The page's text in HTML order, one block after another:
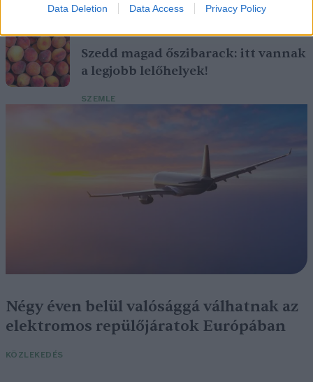
Data Deletion Data Access Privacy Policy
ÉLŐ BOLYGÓNK
Szedd magad őszibarack: itt vannak
a legjobb lelőhelyek!
SZEMLE
Négy éven belül valósággá válhatnak az
elektromos repülőjáratok Európában
KÖZLEKEDÉS